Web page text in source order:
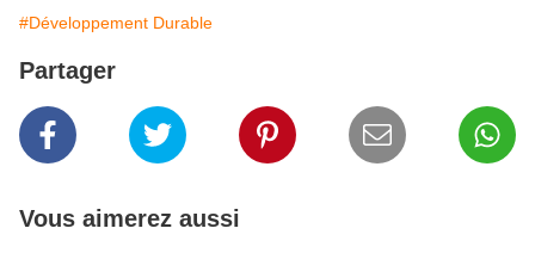
#Développement Durable
Partager
Vous aimerez aussi